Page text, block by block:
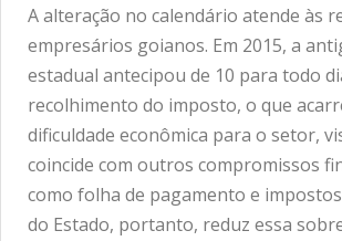
A alteração no calendário atende às
empresários goianos. Em 2015, a
estadual antecipou de 10 para todo
recolhimento do imposto, o que
dificuldade econômica para o setor,
coincide com outros compromissos
como folha de pagamento e
do Estado, portanto, reduz essa